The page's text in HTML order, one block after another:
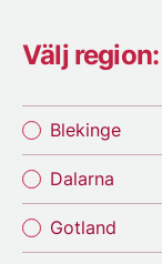
Välj region:
Blekinge
Dalarna
Gotland